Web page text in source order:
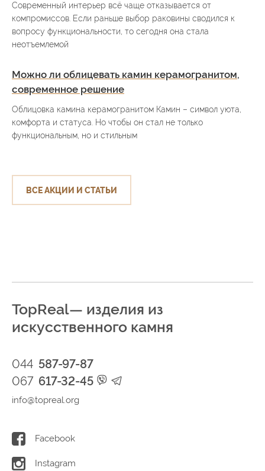
Современный интерьер всё чаще отказывается от
компромиссов. Если раньше выбор раковины сводился к
вопросу функциональности, то сегодня она стала
неотъемлемой
Можно ли облицевать камин керамогранитом,
современное решение
Облицовка камина керамогранитом Камин – символ уюта,
комфорта и статуса. Но чтобы он стал не только
функциональным, но и стильным
ВСЕ АКЦИИ И СТАТЬИ
TopReal— изделия из
искусственного камня
044 587-97-87
067 617-32-45
info@topreal.org
Facebook
Instagram